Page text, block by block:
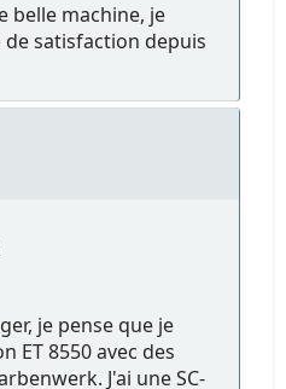
belle machine, je
satisfaction depuis
je pense que je
ET 8550 avec des
J'ai une SC-